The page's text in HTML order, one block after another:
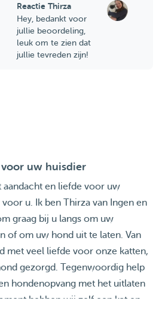
Reactie Thirza
Hey, bedankt voor
jullie beoordeling,
leuk om te zien dat
jullie tevreden zijn!
uw huisdier
aandacht en liefde voor uw
u. Ik ben Thirza van Ingen en
graag bij u langs om uw
of om uw hond uit te laten. Van
met veel liefde voor onze katten,
gezorgd. Tegenwoordig help
hondenopvang met het uitlaten
hebben wij zelf een kat en